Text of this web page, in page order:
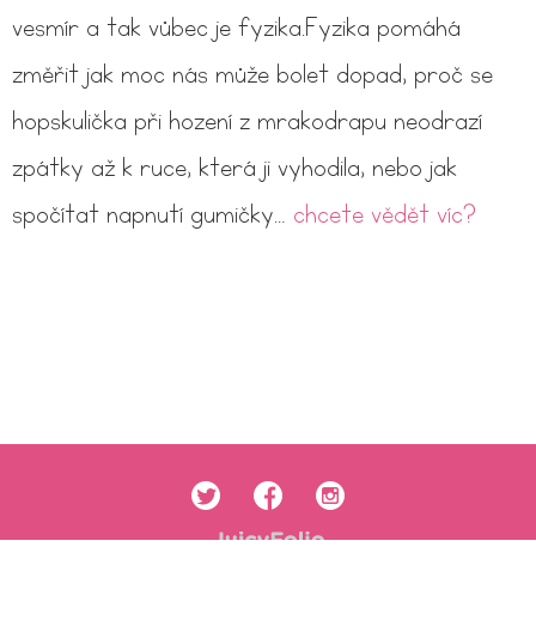
vesmír a tak vůbec je fyzika.Fyzika pomáhá
změřit jak moc nás může bolet dopad, proč se
hopskulička při hození z mrakodrapu neodrazí
zpátky až k ruce, která ji vyhodila, nebo jak
spočítat napnutí gumičky… chcete vědět víc?